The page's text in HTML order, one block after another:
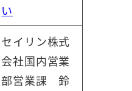
い
セイリン株式
会社国内営業
部営業課 鈴